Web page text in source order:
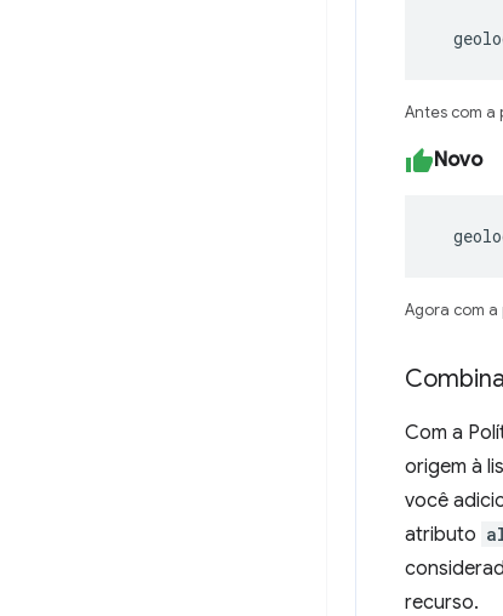
Antes com a
Novo
Agora com a
Com a
origem à
você
atributo
recurso.